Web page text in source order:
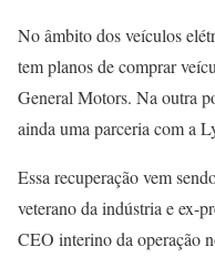
No âmbito dos veículos
tem planos de comprar
General Motors. Na outra
ainda uma parceria com a
Essa recuperação vem
veterano da indústria e ex-
CEO interino da operação